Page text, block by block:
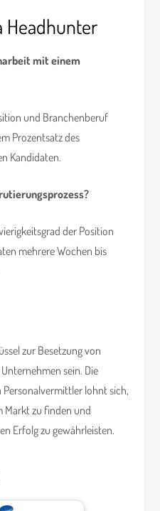
Headhunter
mit einem
und Branchenberuf
Prozentsatz des
Kandidaten.
der Position
mehrere Wochen bis
zur Besetzung von
sein. Die
lohnt sich,
Markt zu finden und
Erfolg zu gewährleisten.